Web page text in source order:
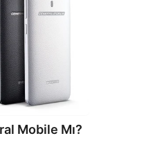
Mobile Mı?